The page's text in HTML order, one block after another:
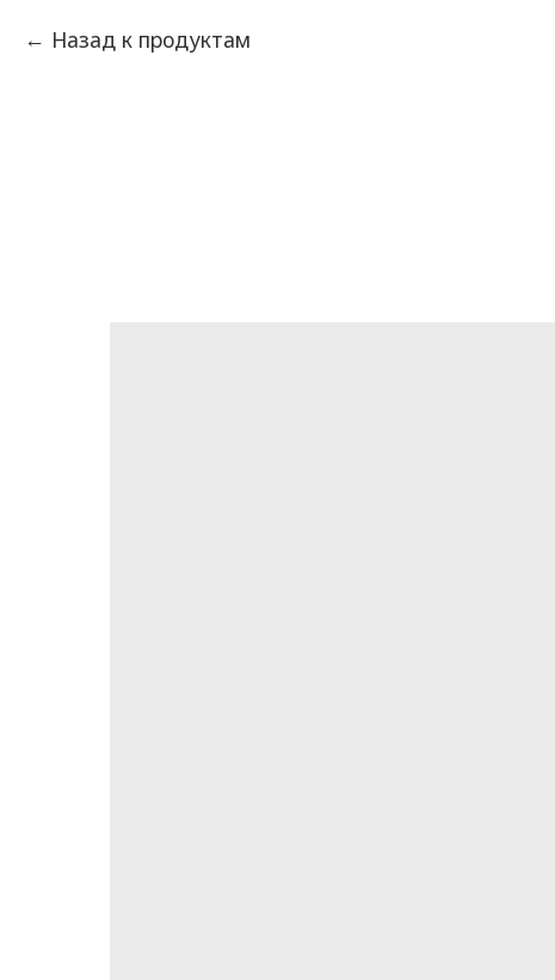
Назад к продуктам